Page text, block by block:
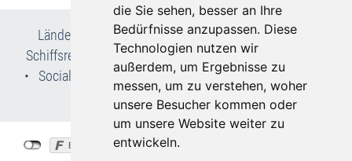
die Sie sehen, besser an Ihre
Bedürfnisse anzupassen. Diese
Technologien nutzen wir
außerdem, um Ergebnisse zu
messen, um zu verstehen, woher
unsere Besucher kommen oder
um unsere Website weiter zu
entwickeln.
Länder- & Reiseinfos• Flug- und Pauschalreisen
Schiffsreisen
Kur- & Wellnesslexikon •
•
Social Media • AGB• Impressum• Datenschutz
Cookie-Einstellungen